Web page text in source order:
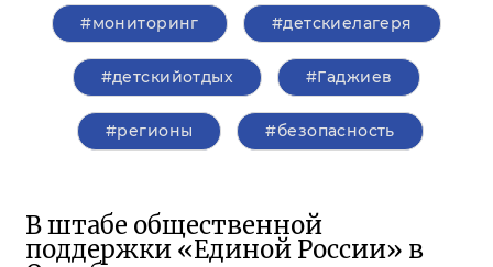
#мониторинг #детскиелагеря
#детскийотдых #Гаджиев
#регионы #безопасность
В штабе общественной
поддержки «Единой России» в